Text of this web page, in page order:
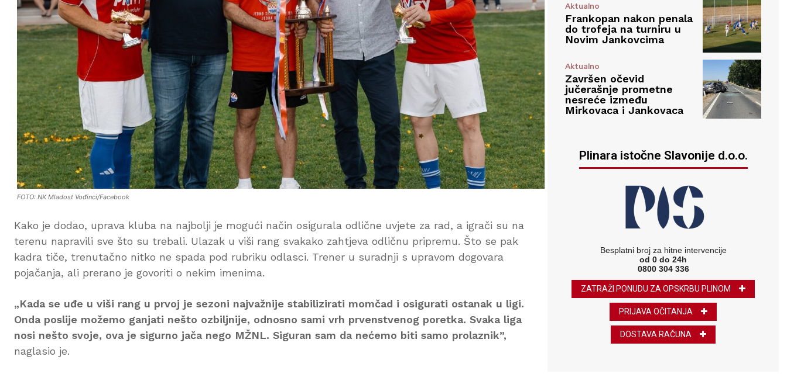
FOTO: NK Mladost Vođinci/Facebook
Kako je dodao, uprava kluba na najbolji je mogući način osigurala odlične uvjete za rad, a igrači su na
terenu napravili sve što su trebali. Ulazak u viši rang svakako zahtjeva odličnu pripremu. Što se pak
kadra tiče, trenutačno nitko ne spada pod rubriku odlasci. Trener u suradnji s upravom dogovara
pojačanja, ali prerano je govoriti o nekim imenima.
„Kada se uđe u viši rang u prvoj je sezoni najvažnije stabilizirati momčad i osigurati ostanak u ligi.
Onda poslije možemo ganjati nešto ozbiljnije, odnosno sami vrh prvenstvenog poretka. Svaka liga
nosi nešto svoje, ova je sigurno jača nego MŽNL. Siguran sam da nećemo biti samo prolaznik”,
naglasio je.
Aktualno
Frankopan nakon penala
do trofeja na turniru u
Novim Jankovcima
Aktualno
Završen očevid
jučerašnje prometne
nesreće između
Mirkovaca i Jankovaca
Plinara istočne Slavonije d.o.o.
Besplatni broj za hitne intervencije
od 0 do 24h
0800 304 336
ZATRAŽI PONUDU ZA OPSKRBU PLINOM
PRIJAVA OČITANJA
DOSTAVA RAČUNA